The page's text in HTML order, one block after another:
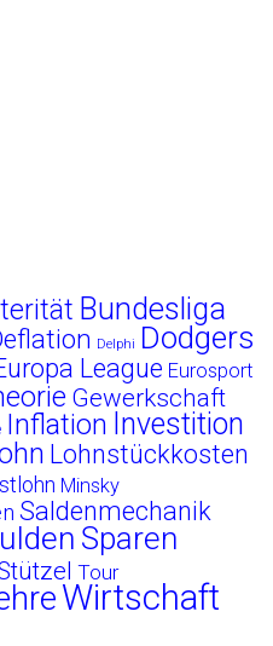
Bundesliga
Delphi Dodgers
League Eurosport
Gewerkschaft
Inflation Investition
Lohnstückkosten
Minsky
Saldenmechanik
Sparen
Tour
Wirtschaft